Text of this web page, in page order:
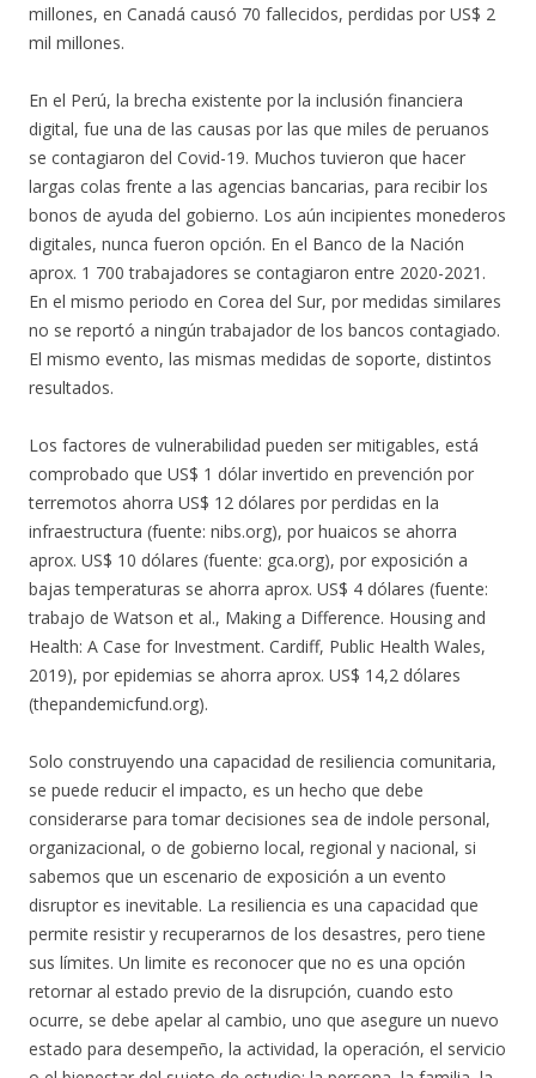
millones, en Canadá causó 70 fallecidos, perdidas por US$ 2
mil millones.
En el Perú, la brecha existente por la inclusión financiera
digital, fue una de las causas por las que miles de peruanos
se contagiaron del Covid-19. Muchos tuvieron que hacer
largas colas frente a las agencias bancarias, para recibir los
bonos de ayuda del gobierno. Los aún incipientes monederos
digitales, nunca fueron opción. En el Banco de la Nación
aprox. 1 700 trabajadores se contagiaron entre 2020-2021.
En el mismo periodo en Corea del Sur, por medidas similares
no se reportó a ningún trabajador de los bancos contagiado.
El mismo evento, las mismas medidas de soporte, distintos
resultados.
Los factores de vulnerabilidad pueden ser mitigables, está
comprobado que US$ 1 dólar invertido en prevención por
terremotos ahorra US$ 12 dólares por perdidas en la
infraestructura (fuente: nibs.org), por huaicos se ahorra
aprox. US$ 10 dólares (fuente: gca.org), por exposición a
bajas temperaturas se ahorra aprox. US$ 4 dólares (fuente:
trabajo de Watson et al., Making a Difference. Housing and
Health: A Case for Investment. Cardiff, Public Health Wales,
2019), por epidemias se ahorra aprox. US$ 14,2 dólares
(thepandemicfund.org).
Solo construyendo una capacidad de resiliencia comunitaria,
se puede reducir el impacto, es un hecho que debe
considerarse para tomar decisiones sea de indole personal,
organizacional, o de gobierno local, regional y nacional, si
sabemos que un escenario de exposición a un evento
disruptor es inevitable. La resiliencia es una capacidad que
permite resistir y recuperarnos de los desastres, pero tiene
sus límites. Un limite es reconocer que no es una opción
retornar al estado previo de la disrupción, cuando esto
ocurre, se debe apelar al cambio, uno que asegure un nuevo
estado para desempeño, la actividad, la operación, el servicio